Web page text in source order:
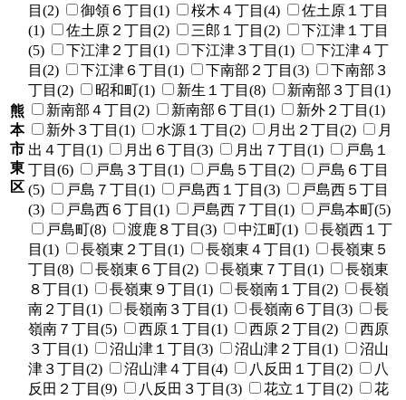
熊
本
市
東
区
目(2)
御領６丁目(1) 桜木４丁目(4)
佐土原１丁目
(1)
佐土原２丁目(2) 三郎１丁目(2)
下江津１丁目
(5)
下江津２丁目(1) 下江津３丁目(1)
下江津４丁
目(2)
下江津６丁目(1) 下南部２丁目(3)
下南部３
丁目(2)
昭和町(1) 新生１丁目(8)
新南部３丁目(1)
新南部４丁目(2)
新南部６丁目(1)
新外２丁目(1)
新外３丁目(1)
水源１丁目(2) 月出２丁目(2)
月
出４丁目(1)
月出６丁目(3) 月出７丁目(1)
戸島１
丁目(6)
戸島３丁目(1) 戸島５丁目(2)
戸島６丁目
(5)
戸島７丁目(1) 戸島西１丁目(3)
戸島西５丁目
(3)
戸島西６丁目(1) 戸島西７丁目(1)
戸島本町(5)
戸島町(8)
渡鹿８丁目(3) 中江町(1)
長嶺西１丁
目(1)
長嶺東２丁目(1) 長嶺東４丁目(1)
長嶺東５
丁目(8)
長嶺東６丁目(2) 長嶺東７丁目(1)
長嶺東
８丁目(1)
長嶺東９丁目(1) 長嶺南１丁目(2)
長嶺
南２丁目(1)
長嶺南３丁目(1) 長嶺南６丁目(3)
長
嶺南７丁目(5)
西原１丁目(1) 西原２丁目(2)
西原
３丁目(1)
沼山津１丁目(3) 沼山津２丁目(1)
沼山
津３丁目(2)
沼山津４丁目(4) 八反田１丁目(2)
八
反田２丁目(9)
八反田３丁目(3) 花立１丁目(2)
花